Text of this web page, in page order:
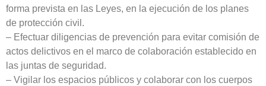
forma prevista en las Leyes, en la ejecución de los planes
de protección civil.
– Efectuar diligencias de prevención para evitar comisión de
actos delictivos en el marco de colaboración establecido en
las juntas de seguridad.
– Vigilar los espacios públicos y colaborar con los cuerpos